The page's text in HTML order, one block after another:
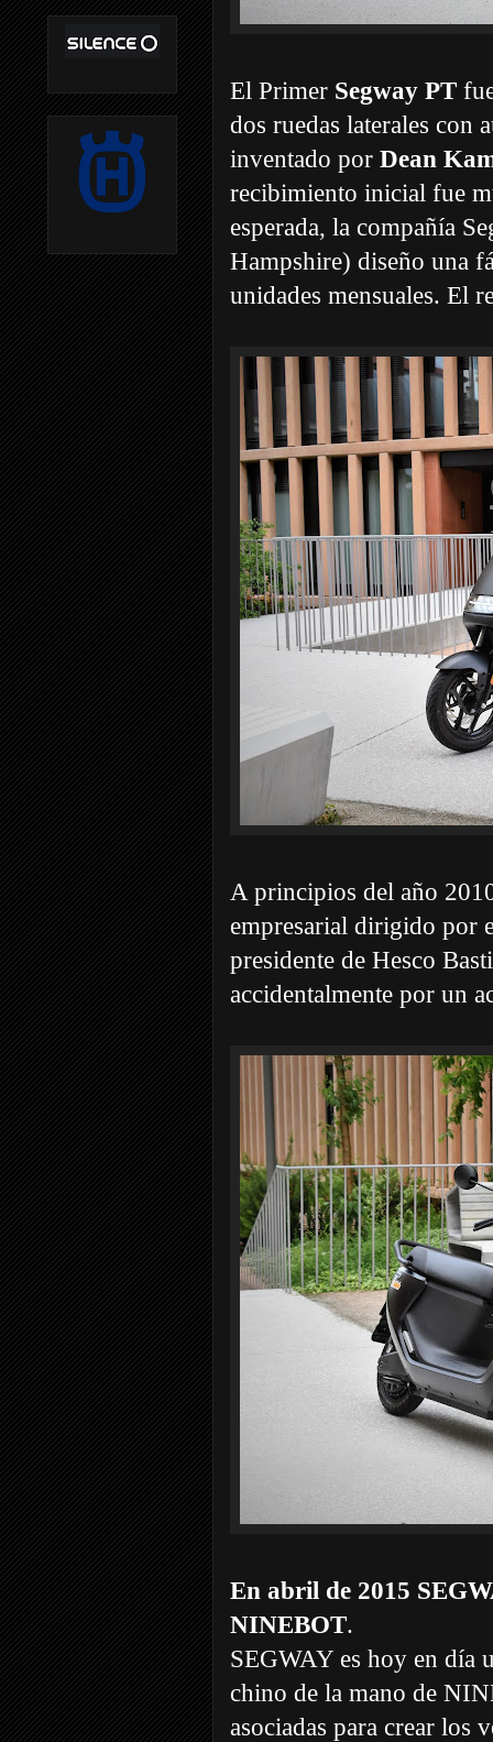
El Primer Segway PT
dos ruedas laterales con
inventado por Dean
recibimiento inicial fue
esperada, la compañía
Hampshire) diseño una
unidades mensuales. El
A principios del año
empresarial dirigido
presidente de Hesco
accidentalmente por un
En abril de 2015
NINEBOT.
SEGWAY es hoy en día
chino de la mano de
asociadas para crear los